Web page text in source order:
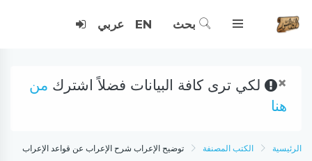
بحث EN عربي
× لكي ترى كافة البيانات فضلاً اشترك من
هنا
الرئيسية الكتب المصنفة توضيح الإعراب شرح الإعراب عن قواعد الإعراب